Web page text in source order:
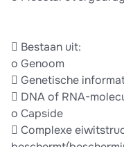
 Bestaan uit:
o Genoom
 Genetische
 DNA of RNA-
o Capside
 Complexe